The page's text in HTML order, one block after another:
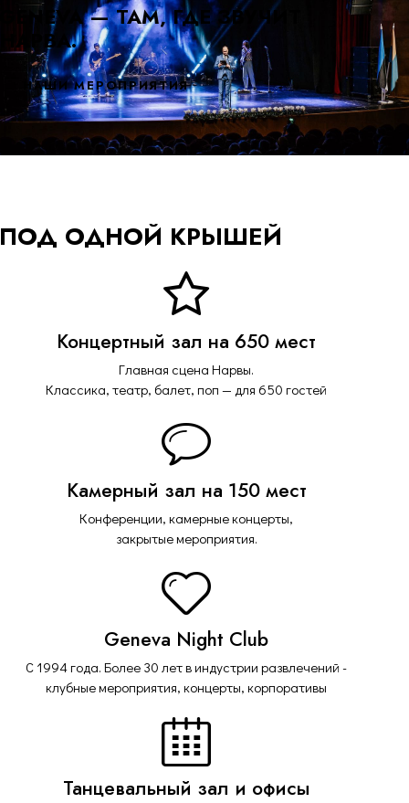
GENEVA — ТАМ, ГДЕ ЗВУЧИТ
НАРВА.
НАШИ МЕРОПРИЯТИЯ
ПОД ОДНОЙ КРЫШЕЙ
Концертный зал на 650 мест
Главная сцена Нарвы.
Классика, театр, балет, поп — для 650 гостей
Камерный зал на 150 мест
Конференции, камерные концерты,
закрытые мероприятия.
Geneva Night Club
С 1994 года. Более 30 лет в индустрии развлечений -
клубные мероприятия, концерты, корпоративы
Танцевальный зал и офисы